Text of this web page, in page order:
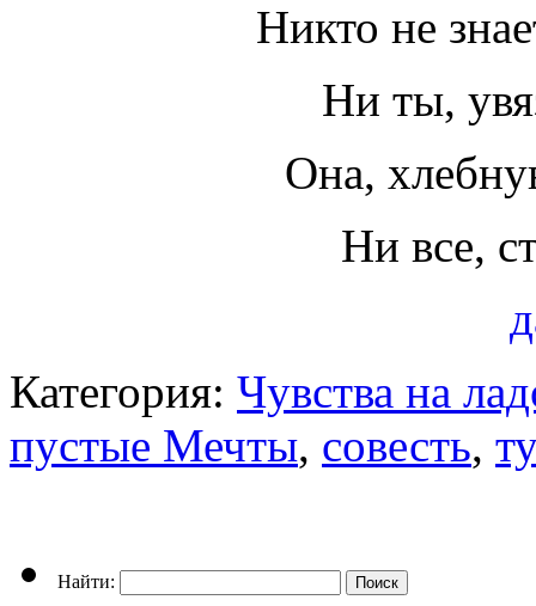
Никто не
Ни ты,
Она,
Ни все,
Категория: Чувства на
пустые Мечты, совесть,
Найти: